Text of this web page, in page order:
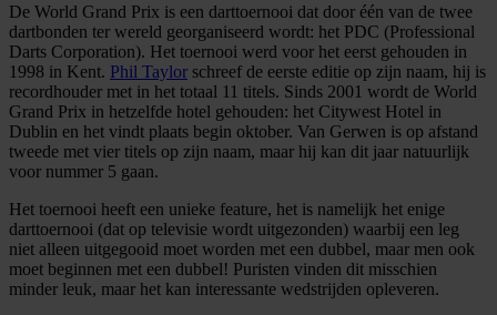
De World Grand Prix is een darttoernooi dat door één van de twee
dartbonden ter wereld georganiseerd wordt: het PDC (Professional
Darts Corporation). Het toernooi werd voor het eerst gehouden in
1998 in Kent. Phil Taylor schreef de eerste editie op zijn naam, hij is
recordhouder met in het totaal 11 titels. Sinds 2001 wordt de World
Grand Prix in hetzelfde hotel gehouden: het Citywest Hotel in
Dublin en het vindt plaats begin oktober. Van Gerwen is op afstand
tweede met vier titels op zijn naam, maar hij kan dit jaar natuurlijk
voor nummer 5 gaan.
Het toernooi heeft een unieke feature, het is namelijk het enige
darttoernooi (dat op televisie wordt uitgezonden) waarbij een leg
niet alleen uitgegooid moet worden met een dubbel, maar men ook
moet beginnen met een dubbel! Puristen vinden dit misschien
minder leuk, maar het kan interessante wedstrijden opleveren.